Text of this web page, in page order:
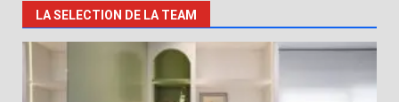
LA SELECTION DE LA TEAM